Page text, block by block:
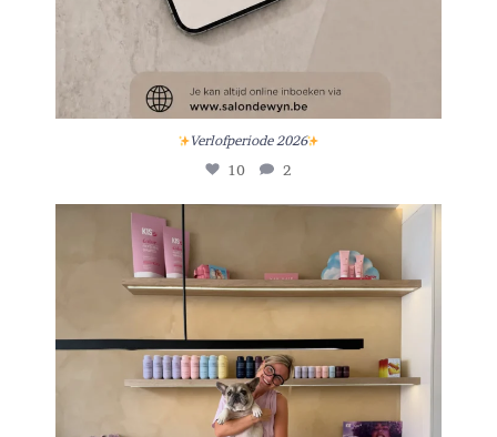
Verlofperiode 2026
10 2
Er is een nieuw gezichtje in het salon…
219
7